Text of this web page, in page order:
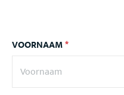
VOORNAAM*